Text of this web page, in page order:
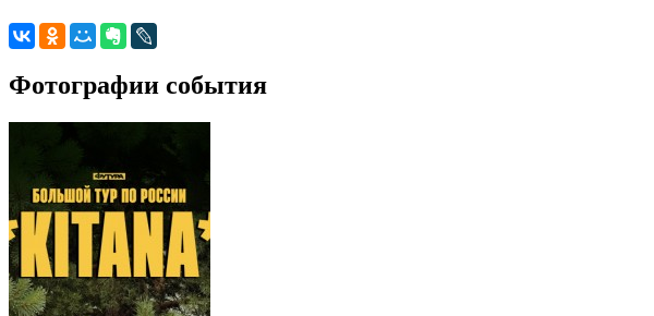
Фотографии события